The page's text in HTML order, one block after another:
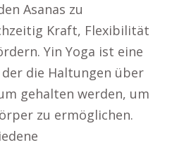
Asanas zu
Kraft, Flexibilität
Yin Yoga ist eine
die Haltungen über
gehalten werden, um
zu ermöglichen.